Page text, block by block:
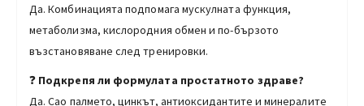
Да. Комбинацията подпомага мускулната функция,
метаболизма, кислородния обмен и по-бързото
възстановяване след тренировки.
❓ Подкрепя ли формулата простатното здраве?
Да. Сао палмето, цинкът, антиоксидантите и минералите